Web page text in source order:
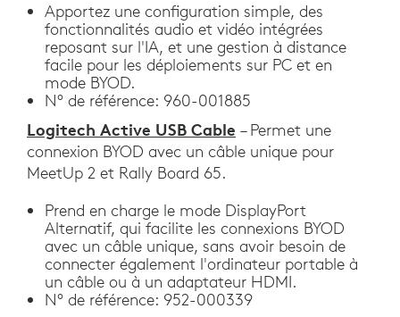
Apportez une configuration simple, des
fonctionnalités audio et vidéo intégrées
reposant sur l'IA, et une gestion à distance
facile pour les déploiements sur PC et en
mode BYOD.
N° de référence: 960-001885
Logitech Active USB Cable – Permet une
connexion BYOD avec un câble unique pour
MeetUp 2 et Rally Board 65.
Prend en charge le mode DisplayPort
Alternatif, qui facilite les connexions BYOD
avec un câble unique, sans avoir besoin de
connecter également l'ordinateur portable à
un câble ou à un adaptateur HDMI.
N° de référence: 952-000339